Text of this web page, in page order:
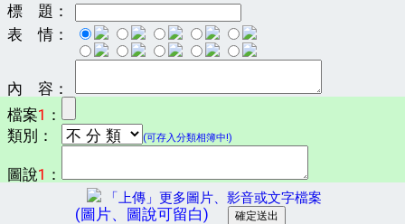
標 題：
表 情：
內 容：
檔案1 ：
類別：
(可存入分類相簿中!)
圖說1 ：
「上傳」更多圖片、影音或文字檔案
(圖片、圖說可留白)